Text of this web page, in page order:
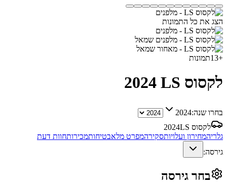
הצג את כל התמונות
+
13תמונות
לקסוס LS 2024
בחרו שנה:2024
לקסוס LS
2024
גלריהמחירון ועלויותסקירהמפרט מלאבטיחותמכירותחוות דעת
גירסה:
בחר גירסה